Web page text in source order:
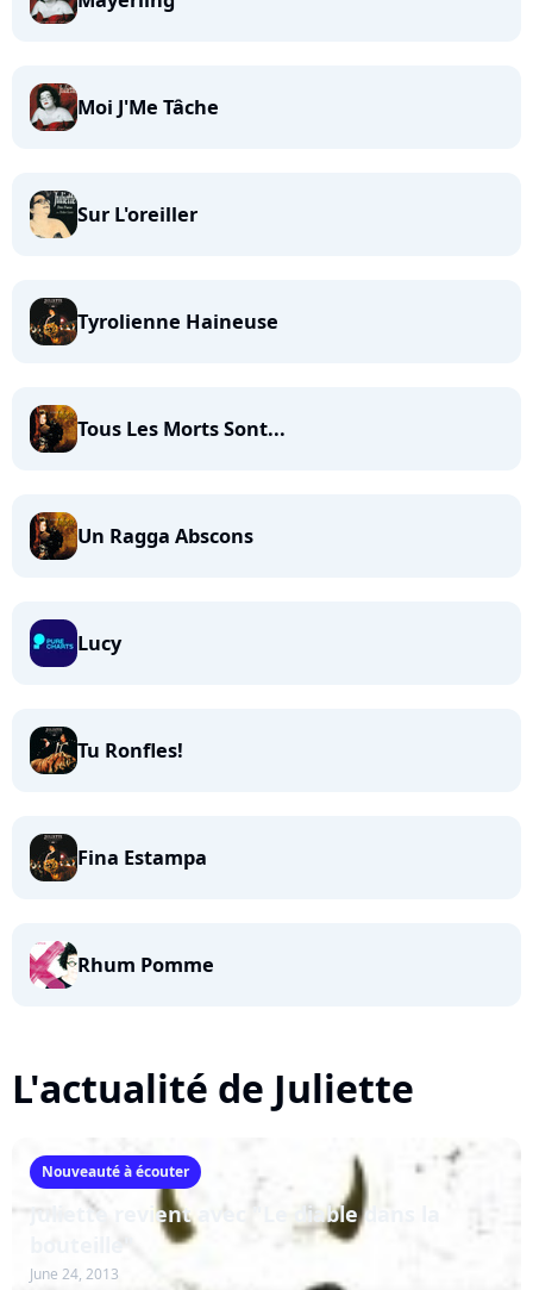
Moi J'Me Tâche
Sur L'oreiller
Tyrolienne Haineuse
Tous Les Morts Sont...
Un Ragga Abscons
Lucy
Tu Ronfles!
Fina Estampa
Rhum Pomme
L'actualité de Juliette
Nouveauté à écouter
Juliette revient avec "Le diable dans la
bouteille"
June 24, 2013